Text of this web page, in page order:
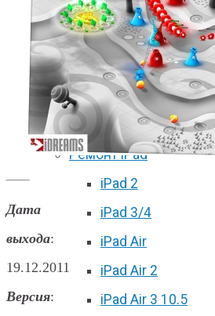
iPhone 11 Pro Max
iPhone 12 mini
iPhone 12
iPhone 12 Pro
iPhone 12 Pro Max
Ремонт iPad
iPad 2
iPad 3/4
iPad Air
iPad Air 2
iPad Air 3 10.5
Дата
выхода:
19.12.2011
Версия: